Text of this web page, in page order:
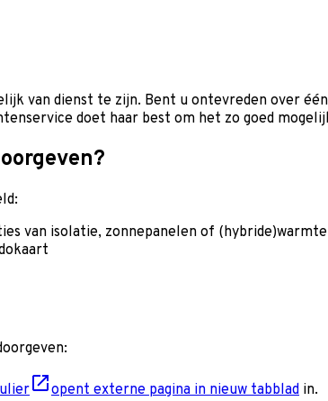
van dienst te zijn. Bent u ontevreden over
doet haar best om het zo goed
van isolatie, zonnepanelen of
opent externe pagina in nieuw tabblad in.